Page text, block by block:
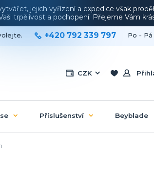
jejich vyřízení a expedice však
trpělivost a pochopení. Přejeme Vám
CZK
+420 792 339 797 Po - Pá
Příslušenství Beyblade